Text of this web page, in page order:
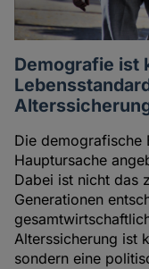
Demografie ist
Die demografische
Hauptursache
Dabei ist nicht das
Generationen
Alterssicherung ist
sondern eine